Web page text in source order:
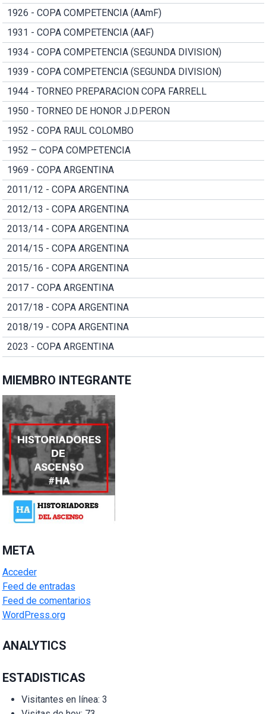
1926 - COPA COMPETENCIA (AAmF)
1931 - COPA COMPETENCIA (AAF)
1934 - COPA COMPETENCIA (SEGUNDA DIVISION)
1939 - COPA COMPETENCIA (SEGUNDA DIVISION)
1944 - TORNEO PREPARACION COPA FARRELL
1950 - TORNEO DE HONOR J.D.PERON
1952 - COPA RAUL COLOMBO
1952 – COPA COMPETENCIA
1969 - COPA ARGENTINA
2011/12 - COPA ARGENTINA
2012/13 - COPA ARGENTINA
2013/14 - COPA ARGENTINA
2014/15 - COPA ARGENTINA
2015/16 - COPA ARGENTINA
2017 - COPA ARGENTINA
2017/18 - COPA ARGENTINA
2018/19 - COPA ARGENTINA
2023 - COPA ARGENTINA
MIEMBRO INTEGRANTE
META
Acceder
Feed de entradas
Feed de comentarios
WordPress.org
ANALYTICS
ESTADISTICAS
Visitantes en línea: 3